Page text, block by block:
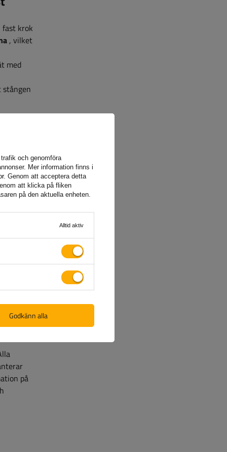
fast krok
, vilket
med
och
den last
för
välja
på
och genomföra
Mer information finns i
. Genom att acceptera detta
att klicka på fliken
på den aktuella enheten.
Alltid aktiv
Godkänn alla